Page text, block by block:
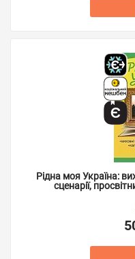
Рідна моя Україна:
сценарії,